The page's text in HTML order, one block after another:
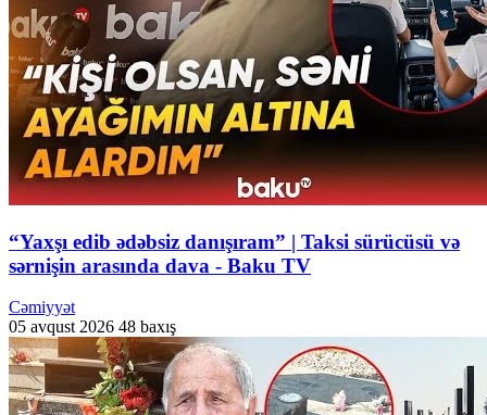
“Yaxşı edib ədəbsiz danışıram” | Taksi sürücüsü və
sərnişin arasında dava - Baku TV
Cəmiyyət
05 avqust 2026 48 baxış